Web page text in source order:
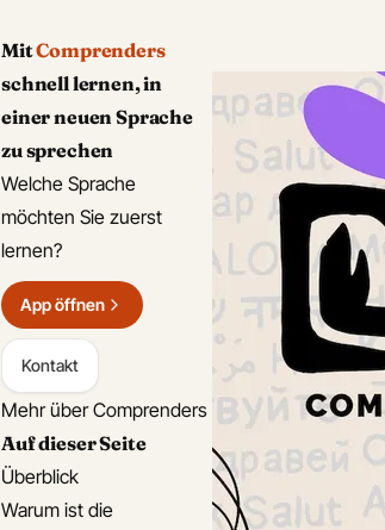
MitComprenders
schnell lernen, in
einer neuen Sprache
zu sprechen
Welche Sprache
möchten Sie zuerst
lernen?
App öffnen
Kontakt
Mehr über Comprenders
Auf dieser Seite
Überblick
Warum ist die